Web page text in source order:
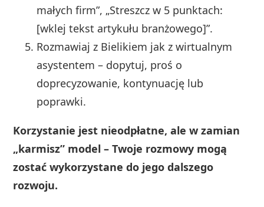
małych firm”, „Streszcz w 5 punktach:
[wklej tekst artykułu branżowego]”.
Rozmawiaj z Bielikiem jak z wirtualnym
asystentem – dopytuj, proś o
doprecyzowanie, kontynuację lub
poprawki.
Korzystanie jest nieodpłatne, ale w zamian
„karmisz” model – Twoje rozmowy mogą
zostać wykorzystane do jego dalszego
rozwoju.